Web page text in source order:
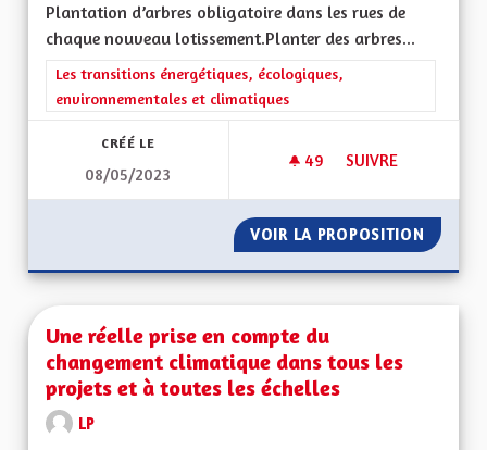
Plantation d’arbres obligatoire dans les rues de
chaque nouveau lotissement.Planter des arbres...
Filtrer les résultats de la catégorie : Les transitions
Les transitions énergétiques, écologiques,
environnementales et climatiques
CRÉÉ LE
08/05/2023
49 49 ABONNÉS
SUIVRE
VOIR LA PROPOSITION
Une réelle prise en compte du
changement climatique dans tous les
projets et à toutes les échelles
LP